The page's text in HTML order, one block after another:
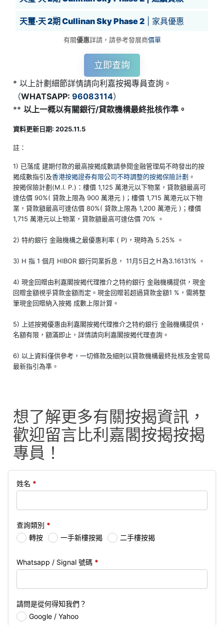
天璽‧天 2期 Cullinan Sky Phase 2 | 家具優惠
有關優惠詳請，請參考發展商價單
立即查詢
* 以上計劃細節詳情請向利嘉按揭專員查詢。
（WHATSAPP:96083114）
**以上一概以有關銀行/貸款機構最終批核作準。
資料更新日期: 2025.11.5
註：
1) 已落成 建期付款的最高按揭成數請參閱金融管理局不時發出的按
揭成數指引及香港按揭證券有限公司不時調整的按揭保險計劃 。
按揭保險計劃(M.I. P.)：樓價 1,125 萬港元以下物業，貸款額最高可
達估價 90%( 貸款上限為 900 萬港元 )；樓價 1,715 萬港元以下物
業，貸款額最高可達估價 80%( 貸款上限為 1,200 萬港元 )；樓價
1,715 萬港元以上物業，貸款額最高可達估價 70% 。
2) 特約銀行 金融機構之最優惠利率 ( P)，現時為 5.25% 。
3) H 指 1 個月 HIBOR 銀行同業拆息， 11月5日之Ｈ為3.16131% 。
4) 現金回贈由利嘉閣按揭代理推介之特約銀行 金融機構提供，現金
回贈金額視乎貸款金額而定。現金回贈若超過貸款金額1 %，需將整
筆現金回贈納入按揭 成數上限計算。
5) 上述按揭優惠由利嘉閣按揭代理推介之特約銀行 金融機構提供，
名額有限，額滿即止，詳情請向利嘉閣按揭代理查詢。
6) 以上資料僅供參考，一切條款及細則以貸款機構最終批核及金管局
最新指引為準。
想了解更多有關按揭資訊，
歡迎留言比利嘉閣按揭按揭
專員！
姓名 *
查詢類別 *
轉按
一手新樓按揭 二手樓按揭
Whatsapp / Signal 號碼 *
請問是從何得知我們？
Google / Yahoo